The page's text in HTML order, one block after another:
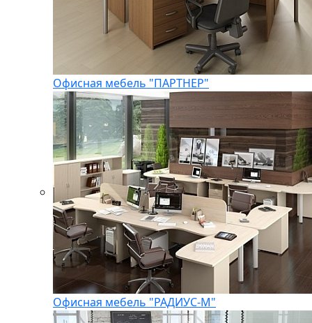
Офисная мебель "ПАРТНЕР"
Офисная мебель "РАДИУС-М"